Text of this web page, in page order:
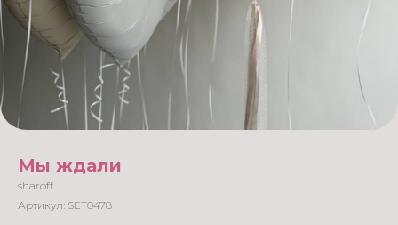
Мы ждали
sharoff
Артикул: SET0478